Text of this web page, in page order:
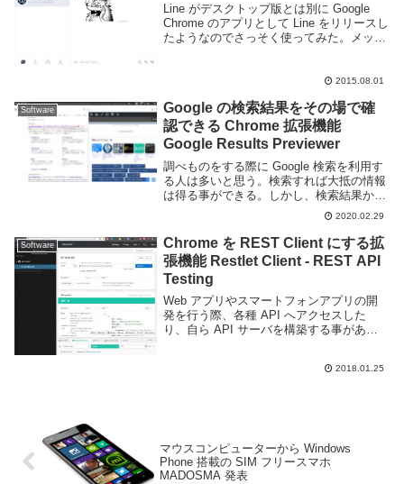
Line がデスクトップ版とは別に Google
Chrome のアプリとして Line をリリースし
たようなのでさっそく使ってみた。メッセ
2015.08.01
Software
Google の検索結果をその場で確
認できる Chrome 拡張機能
Google Results Previewer
調べものをする際に Google 検索を利用す
る人は多いと思う。検索すれば大抵の情報
は得る事ができる。しかし、検索結果から
リンクを開いて自分の目的にあった情報が
あるかどうかを確認してタブを閉じる行為
を何度も繰り返すのは面倒だ。そういった
際に...
2020.02.29
Software
Chrome を REST Client にする拡
張機能 Restlet Client - REST API
Testing
Web アプリやスマートフォンアプリの開
発を行う際、各種 API へアクセスした
り、自ら API サーバを構築する事がある
どのコマンドを組み合わせた...
2018.01.25
マウスコンピューターから Windows
Phone 搭載の SIM フリースマホ
MADOSMA 発表